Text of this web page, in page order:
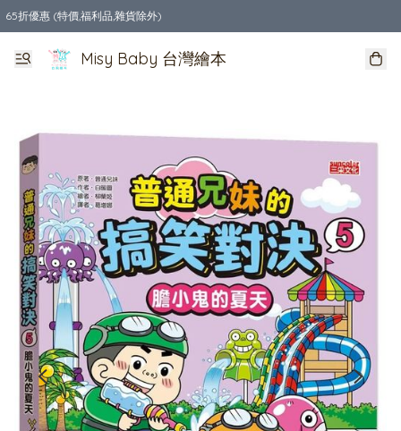
65折優惠 (特價,福利品,雜貨除外)
全店購物滿$550，免運費
Misy Baby 台灣繪本